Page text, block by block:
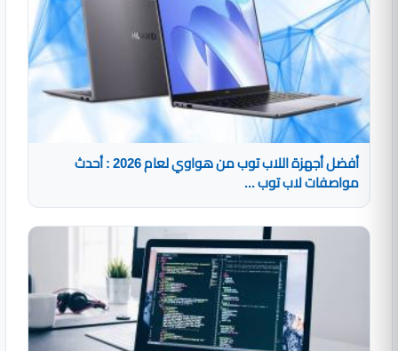
أفضل أجهزة اللاب توب من هواوي لعام 2026 : أحدث
مواصفات لاب توب ...